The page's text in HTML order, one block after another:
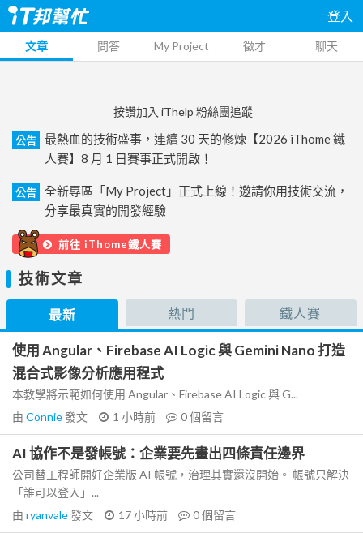
登入
文章 問答 My Project 徵才 聊天
按讚加入 iThelp 粉絲團追蹤
公告
最熱血的技術盛事，連續 30 天的修煉【2026 iThome 鐵
人賽】8 月 1 日賽事正式開啟！
公告
全新專區「My Project」正式上線！邀請你用技術交流，
分享最真實的開發經驗
前往 iThome鐵人賽
技術文章
最新 熱門 鐵人賽
使用 Angular、Firebase AI Logic 與 Gemini Nano 打造
混合式影像分析應用程式
本教學將示範如何使用 Angular、Firebase AI Logic 與 G...
由 Connie發文 1 小時前 0個留言
AI 協作不是發帳號：企業要先畫出四條責任邊界
公司替工程師開好企業版 AI 帳號，治理其實還沒開始。 帳號只解決
「誰可以登入」...
由 ryanvale發文 17 小時前 0個留言